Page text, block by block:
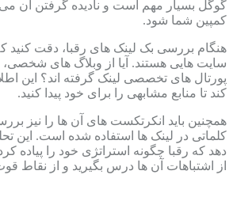
گوگل بسیار مهم است و نادیده گرفتن آن
کمپین شما شود.
هنگام بررسی بک لینک های رقبا، دقت کنید
سایت هایی هستند. آیا از وبلاگ های
پورتال های تخصصی لینک گرفته اند؟ این
کند تا منابع مشابهی را برای خود پیدا کنید.
همچنین باید انکرتکست های آن ها را نیز
کلماتی در لینک ها استفاده شده است. این
دهد که رقبا چگونه استراتژی خود را پیاده
از اشتباهات آن ها درس بگیرید و از نقاط